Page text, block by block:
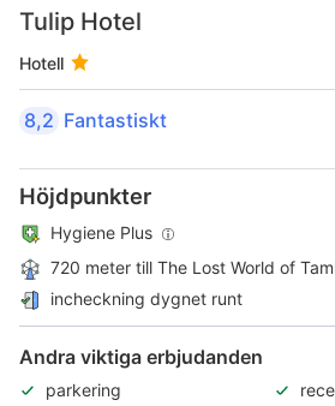
Tulip Hotel
Hotell
8,2 Fantastiskt
Höjdpunkter
Hygiene Plus
720 meter till The Lost World of
incheckning dygnet runt
Andra viktiga erbjudanden
parkering